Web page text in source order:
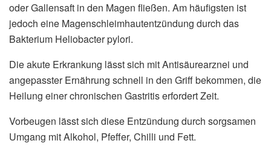
oder Gallensaft in den Magen fließen. Am häufigsten ist
jedoch eine Magenschleimhautentzündung durch das
Bakterium Heliobacter pylori.
Die akute Erkrankung lässt sich mit Antisäurearznei und
angepasster Ernährung schnell in den Griff bekommen, die
Heilung einer chronischen Gastritis erfordert Zeit.
Vorbeugen lässt sich diese Entzündung durch sorgsamen
Umgang mit Alkohol, Pfeffer, Chilli und Fett.